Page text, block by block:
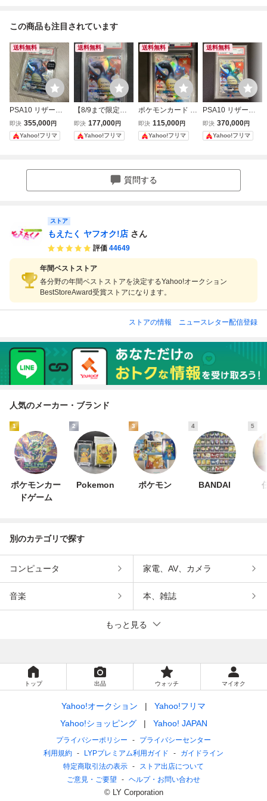
この商品も注目されています
送料無料
PSA10 リザード
ンGX SSR 209/15
0 色違い ポケモン
カード ウルトラシ
即決 355,000円
Yahoo!フリマ
送料無料
【8/9まで限定出
品！】リザードン
GX SSR PSA9 20
9/150 ウルトラシ
即決 177,000円
Yahoo!フリマ
送料無料
ポケモンカード 2
018年 リザードン
GX 209/150 SSR
GXウルトラシャ
即決 115,000円
Yahoo!フリマ
送料無料
PSA10 リザード
ンGX SSR ポケモ
ンカード 209/15
0
即決 370,000円
Yahoo!フリマ
質問する
ストア
もえたく ヤフオク!店 さん
評価 44649
年間ベストストア
各分野の年間ベストストアを決定するYahoo!オークション
BestStoreAward受賞ストアになります。
ストアの情報 ニュースレター配信登録
人気のメーカー・ブランド
1
ポケモンカー
ドゲーム
2
Pokemon
3
ポケモン
4
BANDAI
5
別のカテゴリで探す
コンピュータ 家電、AV、カメラ
音楽 本、雑誌
もっと見る
トップ 出品 ウォッチ マイオク
Yahoo!オークション
Yahoo!フリマ
Yahoo!ショッピング
Yahoo! JAPAN
プライバシーポリシー
プライバシーセンター
利用規約
LYPプレミアム利用ガイド
ガイドライン
特定商取引法の表示
ストア出店について
ご意見・ご要望
ヘルプ・お問い合わせ
© LY Corporation